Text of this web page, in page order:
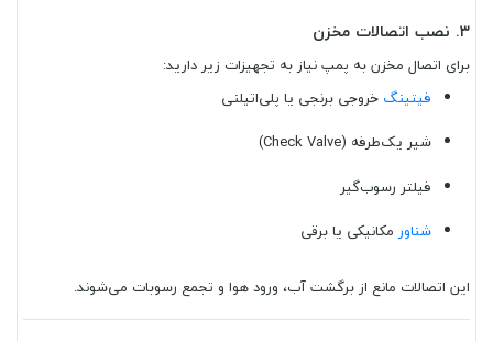
۳. نصب اتصالات مخزن
برای اتصال مخزن به پمپ نیاز به تجهیزات زیر دارید:
فیتینگ خروجی برنجی یا پلی‌اتیلنی
شیر یک‌طرفه (Check Valve)
فیلتر رسوب‌گیر
شناور مکانیکی یا برقی
این اتصالات مانع از برگشت آب، ورود هوا و تجمع رسوبات می‌شوند.